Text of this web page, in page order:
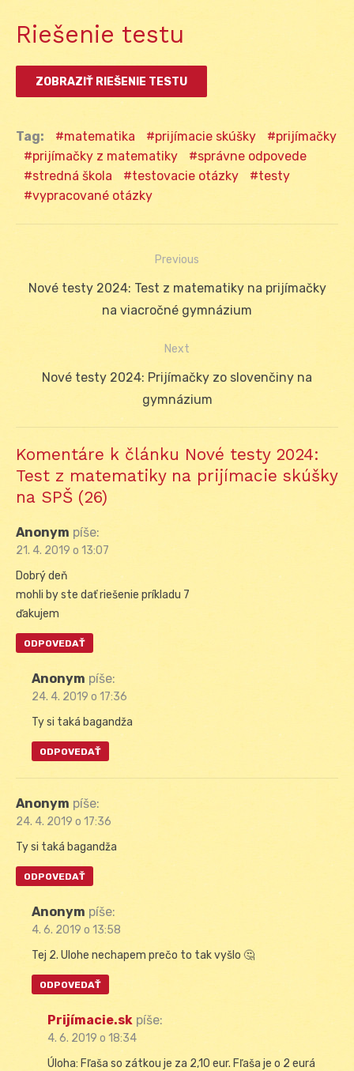
Riešenie testu
Tag: matematika prijímacie skúšky
prijímačky
prijímačky z matematiky
správne odpovede
stredná škola
testovacie otázky
testy
vypracované otázky
Navigácia
Previous
Previous
Nové testy 2024: Test z matematiky na prijímačky
na viacročné gymnázium
Next
NextNové testy 2024: Prijímačky zo slovenčiny na
gymnázium
Komentáre k článku Nové testy 2024:
Test z matematiky na prijímacie skúšky
na SPŠ (26)
Anonym píše:
21. 4. 2019 o 13:07
Dobrý deň
mohli by ste dať riešenie príkladu 7
ďakujem
ODPOVEDAŤ
Anonym píše:
24. 4. 2019 o 17:36
Ty si taká bagandža
ODPOVEDAŤ
Anonym píše:
24. 4. 2019 o 17:36
Ty si taká bagandža
ODPOVEDAŤ
Anonym píše:
4. 6. 2019 o 13:58
Tej 2. Ulohe nechapem prečo to tak vyšlo 🤔
ODPOVEDAŤ
Prijímacie.sk píše:
4. 6. 2019 o 18:34
Úloha: Fľaša so zátkou je za 2,10 eur. Fľaša je o 2 eurá